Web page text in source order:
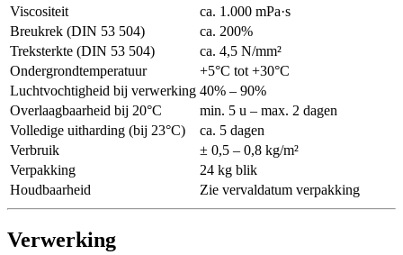
Viscositeit
ca. 1.000 mPa·s
Breukrek (DIN 53 504)
ca. 200%
Treksterkte (DIN 53 504)
ca. 4,5 N/mm²
Ondergrondtemperatuur
+5°C tot +30°C
Luchtvochtigheid bij verwerking 40% – 90%
Overlaagbaarheid bij 20°C
min. 5 u – max. 2 dagen
Volledige uitharding (bij 23°C)
ca. 5 dagen
Verbruik
± 0,5 – 0,8 kg/m²
Verpakking
24 kg blik
Houdbaarheid
Zie vervaldatum verpakking
Verwerking